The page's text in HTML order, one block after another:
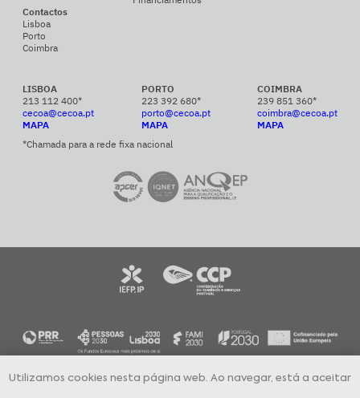
Contactos
Lisboa
Porto
Coimbra
LISBOA
213 112 400*
cecoa@cecoa.pt
MAPA
PORTO
223 392 680*
porto@cecoa.pt
MAPA
COIMBRA
239 851 360*
coimbra@cecoa.pt
MAPA
*Chamada para a rede fixa nacional
Utilizamos cookies nesta página web. Ao navegar, está a aceitar